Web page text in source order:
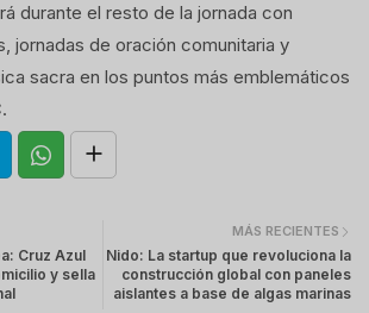
durante el resto de la jornada con
jornadas de oración comunitaria y
sacra en los puntos más emblemáticos
MÁS RECIENTES
Nido: La startup que revoluciona la
construcción global con paneles
aislantes a base de algas marinas
Cruz Azul
y sella